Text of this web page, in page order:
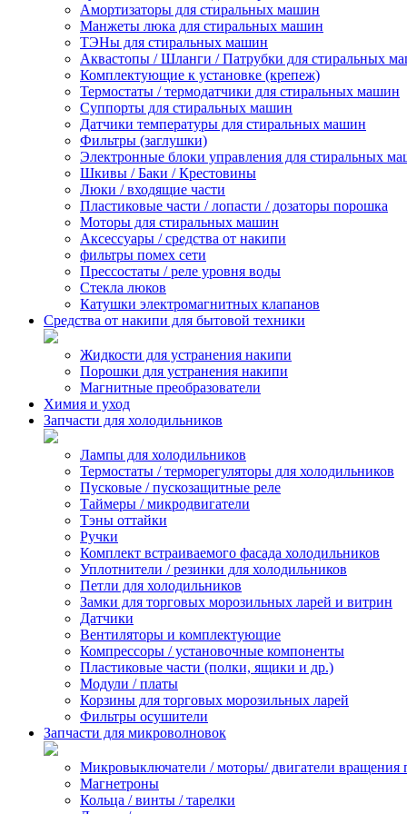
Амортизаторы для стиральных машин
Манжеты люка для стиральных машин
ТЭНы для стиральных машин
Аквастопы / Шланги / Патрубки для стиральных
Комплектующие к установке (крепеж)
Термостаты / термодатчики для стиральных машин
Суппорты для стиральных машин
Датчики температуры для стиральных машин
Фильтры (заглушки)
Электронные блоки управления для стиральных
Шкивы / Баки / Крестовины
Люки / входящие части
Пластиковые части / лопасти / дозаторы порошка
Моторы для стиральных машин
Аксессуары / средства от накипи
фильтры помех сети
Прессостаты / реле уровня воды
Стекла люков
Катушки электромагнитных клапанов
Средства от накипи для бытовой техники
Жидкости для устранения накипи
Порошки для устранения накипи
Магнитные преобразователи
Химия и уход
Запчасти для холодильников
Лампы для холодильников
Термостаты / терморегуляторы для холодильников
Пусковые / пускозащитные реле
Таймеры / микродвигатели
Тэны оттайки
Ручки
Комплект встраиваемого фасада холодильников
Уплотнители / резинки для холодильников
Петли для холодильников
Замки для торговых морозильных ларей и витрин
Датчики
Вентиляторы и комплектующие
Компрессоры / установочные компоненты
Пластиковые части (полки, ящики и др.)
Модули / платы
Корзины для торговых морозильных ларей
Фильтры осушители
Запчасти для микроволновок
Микровыключатели / моторы/ двигатели вращения
Магнетроны
Кольца / винты / тарелки